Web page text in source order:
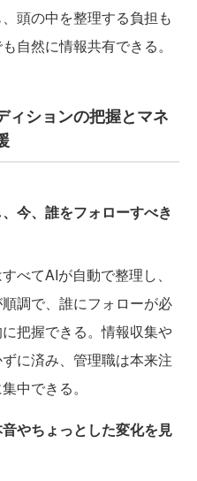
頭の中を整理する負担も
自然に情報共有できる。
ィションの把握とマネ
今、誰をフォローすべき
べてAIが自動で整理し、
調で、誰にフォローが必
把握できる。情報収集や
に済み、管理職は本来注
中できる。
やちょっとした変化を見